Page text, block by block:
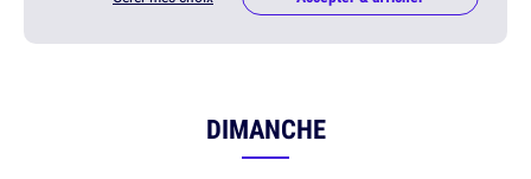
DIMANCHE